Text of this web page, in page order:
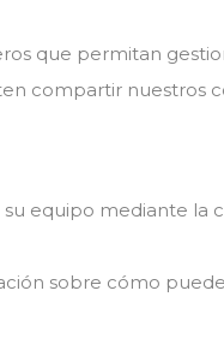
que permitan
compartir nuestros
equipo mediante la
sobre cómo